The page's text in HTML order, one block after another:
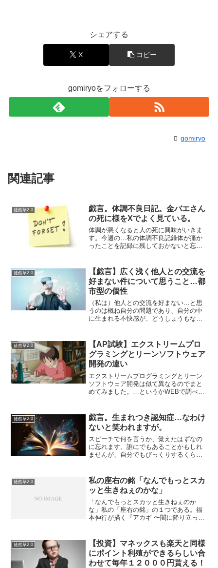
シェアする
X コピー
gomiryoをフォローする
gomiryo
関連記事
徒然草2.0
戯言。体調不良日記。金バエさん
の死に様をXでよく見ている。
体調が悪くなると人の死に興味がいきま
す。今週の…私の体調不良記録体が痛か
ったことを記録に残しておかないと忘れ
キフライ＆エビフライ定食を食べた。体
に慣れないものだったのか...
徒然草2.0
【戯言】広く浅く他人との交流を
好まない件について思うこと…都
市型の個性
（私は）他人との交流を好まない…と思
うのは概ね自分の問題であり、自分の中
に生まれる不快感が、どうしょうもない
て、それは、すべての他者の間に生まれ
るものでもなく、また、特定...
徒然草2.0
【AP試験】エクストリームプロ
グラミングとリーンソフトウェア
開発の違い
エクストリームプログラミングとリーン
ソフトウェア開発は似て異なるのでまと
めてみました。…というかWEBで調べる
人もいれば、リーンソフトウェア開発の
７つの原則のうち「尊重...
徒然草2.0
戯言。生まれつき認知症…なわけ
ないと笑われますが。
スピーチで何を言うか、覚えたはずなの
に忘れます。誰にでもあることかもしれ
ませんが、自分でもびっくりするくら
んが、わりと頻発します。部屋は散らか
っているのに、頭の中は何も...
徒然草2.0
私の座右の銘「なんでもっとスカ
ッと生きねぇのかな」
「なんでもっとスカッと生きねぇのか
な」私の「座右の銘」の１つである。福
本伸行が描く『アカギ 〜闇に降り立った
叩く。工場の先輩がたがつるんで弱者か
らむしろうとする行為を一...
徒然草2.0
【投資】マネックスも楽天と同様
にポイント利殖ができるらしい合
わせて毎年１２０００円貰える！